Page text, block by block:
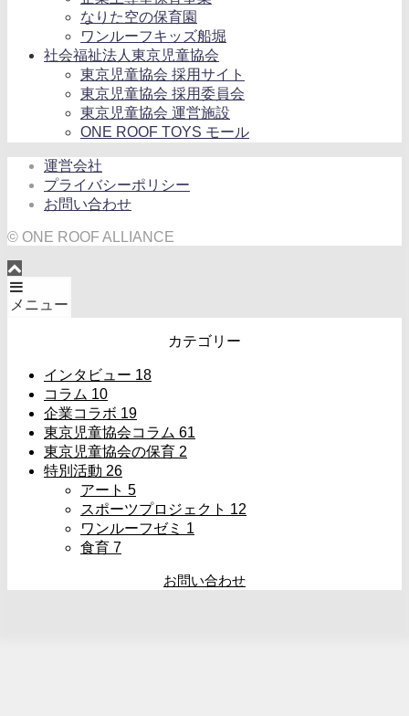
なりた空の保育園
ワンルーフキッズ船堀
社会福祉法人東京児童協会
東京児童協会 採用サイト
東京児童協会 採用委員会
東京児童協会 運営施設
ONE ROOF TOYS モール
運営会社
プライバシーポリシー
お問い合わせ
© ONE ROOF ALLIANCE
メニュー
カテゴリー
インタビュー 18
コラム 10
企業コラボ 19
東京児童協会コラム 61
東京児童協会の保育 2
特別活動 26
アート 5
スポーツプロジェクト 12
ワンルーフゼミ 1
食育 7
お問い合わせ